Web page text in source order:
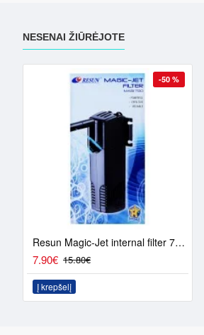
NESENAI ŽIŪRĖJOTE
-50 %
Resun Magic-Jet internal filter 700l / h
7.90€ 15.80€
Į krepšelį